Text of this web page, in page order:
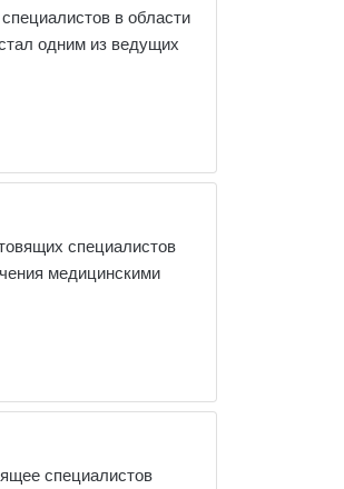
в области
одним из ведущих
специалистов
медицинскими
специалистов